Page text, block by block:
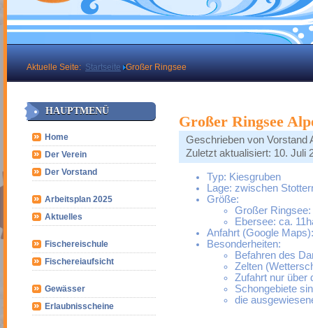
Aktuelle Seite: Startseite Großer Ringsee
HAUPTMENÜ
Home
Der Verein
Der Vorstand
Arbeitsplan 2025
Aktuelles
Fischereischule
Fischereiaufsicht
Gewässer
Erlaubnisscheine
Großer Ringsee
Geschrieben von Vorstand
Zuletzt aktualisiert: 10. Juli
Typ: Kiesgruben
Lage: zwischen
Größe:
Großer Ringsee:
Ebersee: ca.
Anfahrt (Google
Besonderheiten:
Befahren des
Zelten
Zufahrt nur über
Schongebiete
die